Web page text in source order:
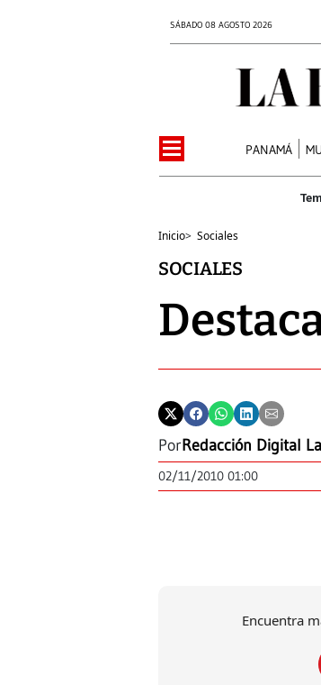
SÁBADO 08 AGOSTO 2026
PANAMÁ
Inicio> Sociales
SOCIALES
PorRedacción Digital
02/11/2010 01:00
Encuentra